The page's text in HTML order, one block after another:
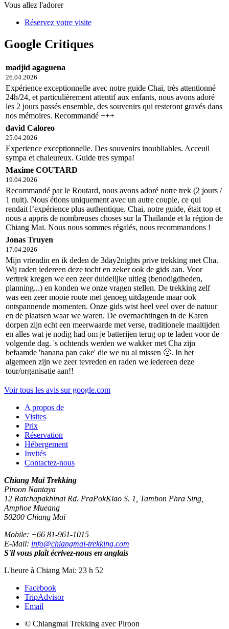
Vous allez l'adorer
Réservez votre visite
Google Critiques
madjid agaguena
26.04.2026
Expérience exceptionnelle avec notre guide Chaï, très attentionné
24h/24, et particulièrement attentif aux enfants, nous avons adoré
les 2 jours passés ensemble, des souvenirs qui resteront gravés dans
nos mémoires. Recommandé +++
david Caloreo
25.04.2026
Experience exceptionnelle. Des souvenirs inoubliables. Acceuil
sympa et chaleureux. Guide tres sympa!
Maxime COUTARD
19.04.2026
Recommandé par le Routard, nous avons adoré notre trek (2 jours /
1 nuit). Nous étions uniquement avec un autre couple, ce qui
rendait l’expérience plus authentique. Chai, notre guide, était top et
nous a appris de nombreuses choses sur la Thaïlande et la région de
Chiang Mai. Nous nous sommes régalés, nous recommandons !
Jonas Truyen
17.04.2026
Mijn vriendin en ik deden de 3day2nights prive trekking met Cha.
Wij raden iedereen deze tocht en zeker ook de gids aan. Voor
vertrek kregen we een zeer duidelijke uitleg (benodigdheden,
planning...) en konden we onze vragen stellen. De trekking zelf
was een zeer mooie route met genoeg uitdagende maar ook
ontspannende momenten. Onze gids wist heel veel over de natuur
en de plaatsen waar we waren. De overnachtingen in de Karen
dorpen zijn echt een meerwaarde met verse, traditionele maaltijden
en alles wat je nodig had om je batterijen terug op te laden voor de
volgende dag. 's ochtends werden we wakker met Cha zijn
befaamde 'banana pan cake' die we nu al missen 🙁. In het
algemeen zijn we zeer tevreden en raden we iedereen deze
tour/organisatie aan!!
Voir tous les avis sur google.com
A propos de
Visites
Prix
Réservation
Hébergement
Invités
Contactez-nous
Chiang Mai Trekking
Piroon Nantaya
12 Ratchapakhinai Rd. PraPokKlao S. 1, Tambon Phra Sing,
Amphoe Mueang
50200 Chiang Mai
Mobile: +66 81-961-1015
E-Mail: info@chiangmai-trekking.com
S'il vous plaît écrivez-nous en anglais
L'heure à Chiang Mai: 23 h 52
Facebook
TripAdvisor
Email
© Chiangmai Trekking avec Piroon